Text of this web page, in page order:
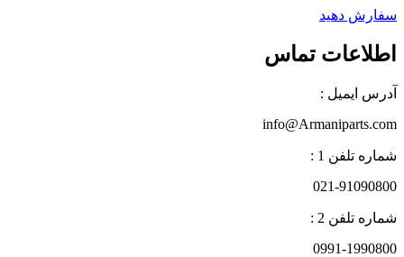
دهید
تماس
ایمیل :
تلفن 1 :
021-
تلفن 2 :
0991-